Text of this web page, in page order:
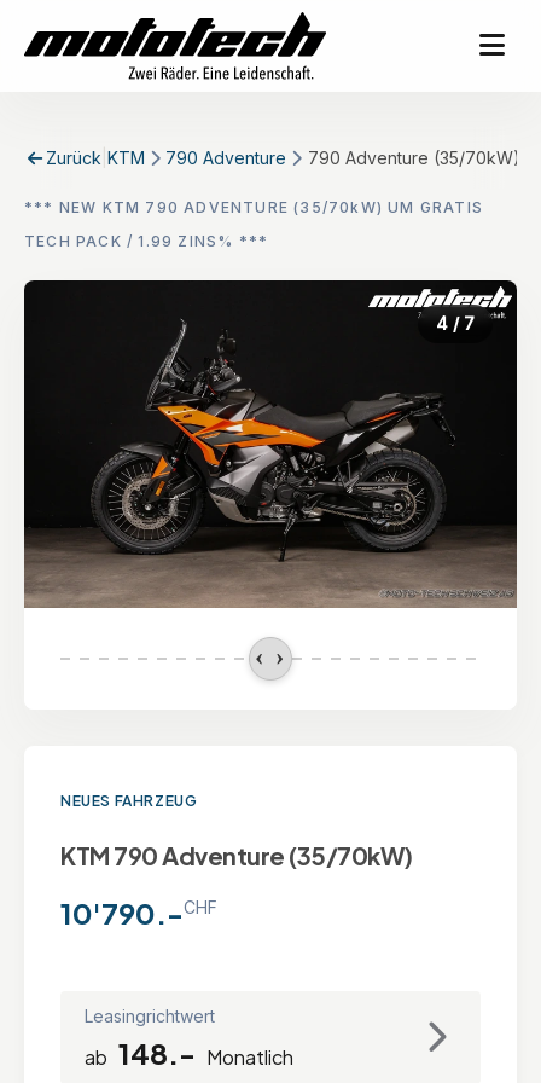
Zurück KTM 790 Adventure 790 Adventure (35/70kW)
*** NEW KTM 790 ADVENTURE (35/70kW) UM GRATIS
TECH PACK / 1.99 ZINS% ***
4 / 7
NEUES FAHRZEUG
KTM 790 Adventure (35/70kW)
10'790.-CHF
Leasingrichtwert
ab 148.- Monatlich